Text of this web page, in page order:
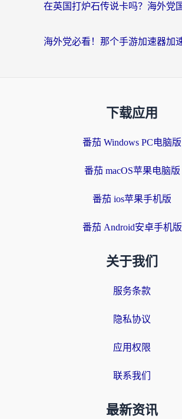
下载应用
番茄 Windows PC电脑版
番茄 macOS苹果电脑版
番茄 ios苹果手机版
番茄 Android安卓手机版
关于我们
服务条款
隐私协议
应用权限
联系我们
最新资讯